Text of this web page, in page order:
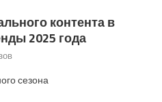
контента в
2025 года
сезона